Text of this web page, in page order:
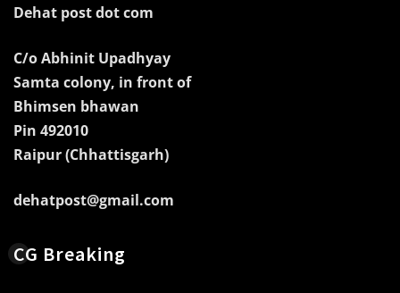
Dehat post dot com
C/o Abhinit Upadhyay
Samta colony, in front of
Bhimsen bhawan
Pin 492010
Raipur (Chhattisgarh)
dehatpost@gmail.com
CG Breaking